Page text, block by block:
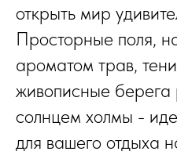
открыть мир
Просторные поля,
ароматом трав,
живописные берега
солнцем холмы -
для вашего отдыха